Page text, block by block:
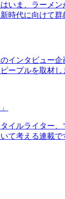
いま、ラーメ
時代に向けて
インタビュー
ープルを取材
イルライター
て考える連載で